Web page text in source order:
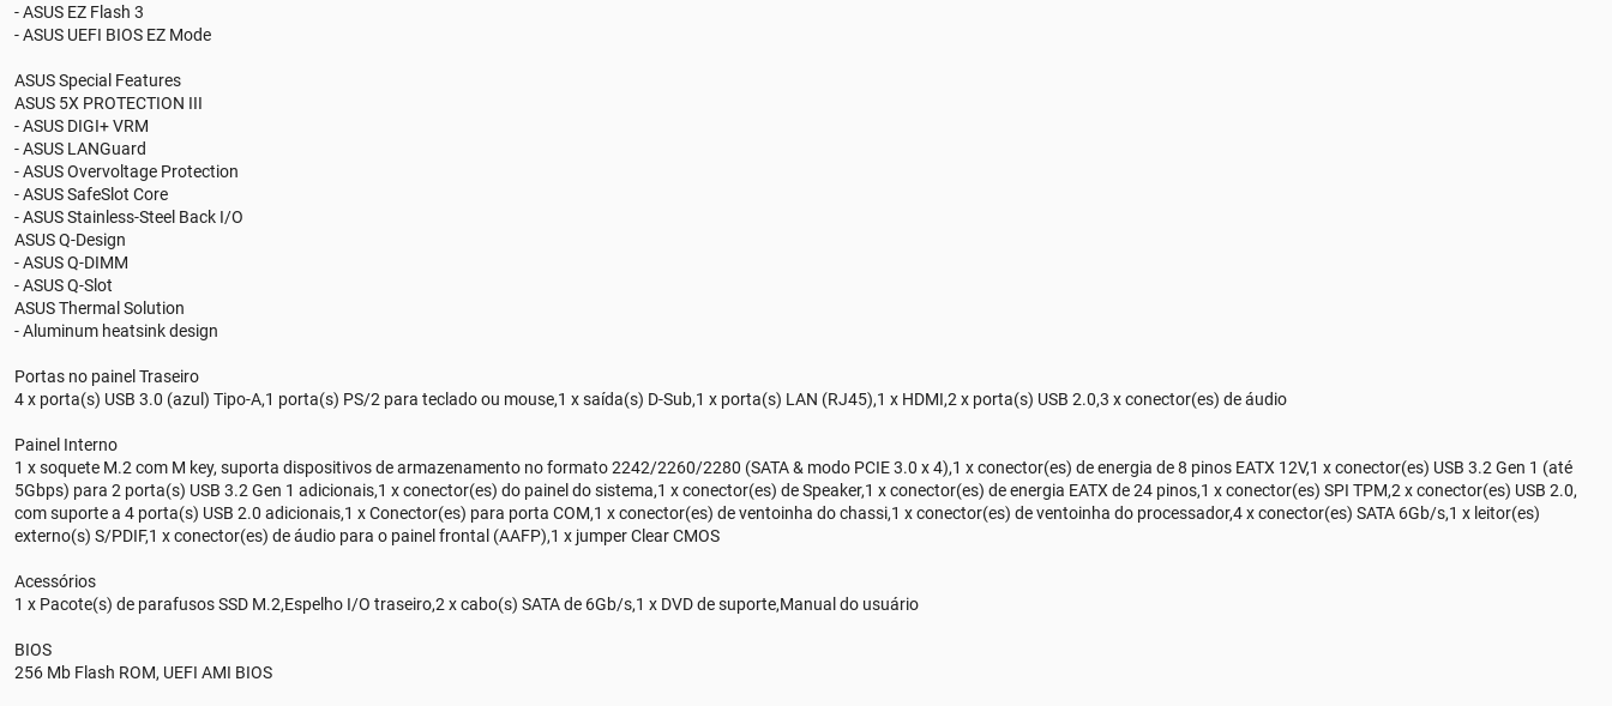
- ASUS EZ Flash 3
- ASUS UEFI BIOS EZ Mode
ASUS Special Features
ASUS 5X PROTECTION III
- ASUS DIGI+ VRM
- ASUS LANGuard
- ASUS Overvoltage Protection
- ASUS SafeSlot Core
- ASUS Stainless-Steel Back I/O
ASUS Q-Design
- ASUS Q-DIMM
- ASUS Q-Slot
ASUS Thermal Solution
- Aluminum heatsink design
Portas no painel Traseiro
4 x porta(s) USB 3.0 (azul) Tipo-A,1 porta(s) PS/2 para teclado ou mouse,1 x saída(s) D-Sub,1 x porta(s) LAN (RJ45),1 x HDMI,2 x porta(s) USB 2.0,3 x conector(es) de áudio
Painel Interno
1 x soquete M.2 com M key, suporta dispositivos de armazenamento no formato 2242/2260/2280 (SATA & modo PCIE 3.0 x 4),1 x conector(es) de energia de 8 pinos EATX 12V,1 x conector(es) USB 3.2 Gen 1 (até
5Gbps) para 2 porta(s) USB 3.2 Gen 1 adicionais,1 x conector(es) do painel do sistema,1 x conector(es) de Speaker,1 x conector(es) de energia EATX de 24 pinos,1 x conector(es) SPI TPM,2 x conector(es) USB 2.0,
com suporte a 4 porta(s) USB 2.0 adicionais,1 x Conector(es) para porta COM,1 x conector(es) de ventoinha do chassi,1 x conector(es) de ventoinha do processador,4 x conector(es) SATA 6Gb/s,1 x leitor(es)
externo(s) S/PDIF,1 x conector(es) de áudio para o painel frontal (AAFP),1 x jumper Clear CMOS
Acessórios
1 x Pacote(s) de parafusos SSD M.2,Espelho I/O traseiro,2 x cabo(s) SATA de 6Gb/s,1 x DVD de suporte,Manual do usuário
BIOS
256 Mb Flash ROM, UEFI AMI BIOS